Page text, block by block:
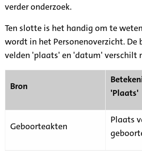
verder onderzoek.
Ten slotte is het handig om te
wordt in het Personenoverzicht. De
velden 'plaats' en 'datum' verschilt
Bron
'Plaats'
Geboorteakten
Plaats